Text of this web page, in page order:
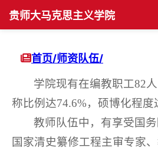
贵师大马克思主义学院
学院概况
学院简介
机构设置
党群工作
党建动态
师资队伍
首页/师资队伍/
学院现有在编教职工82
称比例达74.6%，硕博化程度
教师队伍中，有享受国务
国家清史纂修工程主审专家